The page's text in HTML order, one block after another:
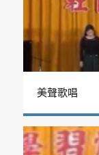
美聲歌唱